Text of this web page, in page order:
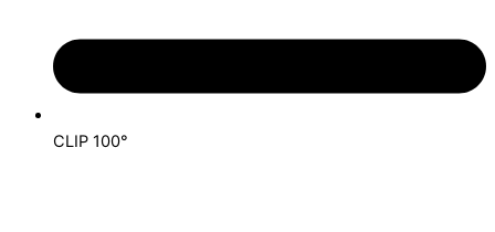
CLIP 100°